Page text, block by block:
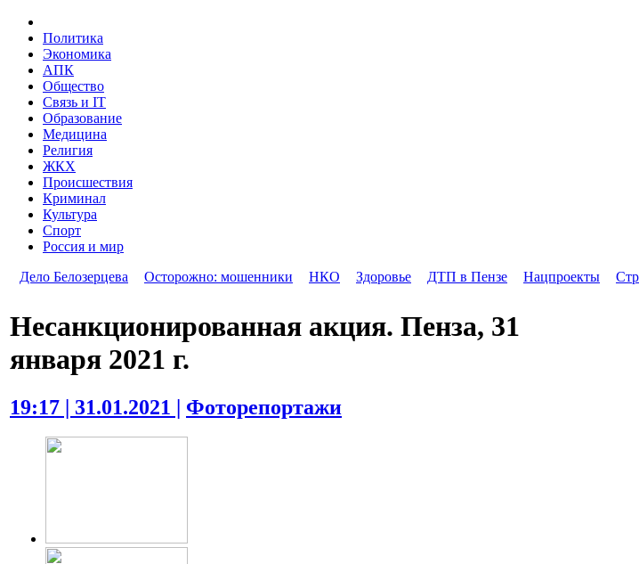
Политика
Экономика
АПК
Общество
Связь и IT
Образование
Медицина
Религия
ЖКХ
Происшествия
Криминал
Культура
Спорт
Россия и мир
Дело Белозерцева
Осторожно: мошенники НКО Здоровье ДТП в Пензе Нацпроекты
Несанкционированная акция. Пенза, 31
января 2021 г.
19:17 | 31.01.2021 | Фоторепортажи